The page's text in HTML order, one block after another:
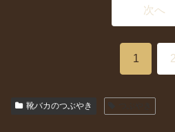
次へ
1 2
靴バカのつぶやき